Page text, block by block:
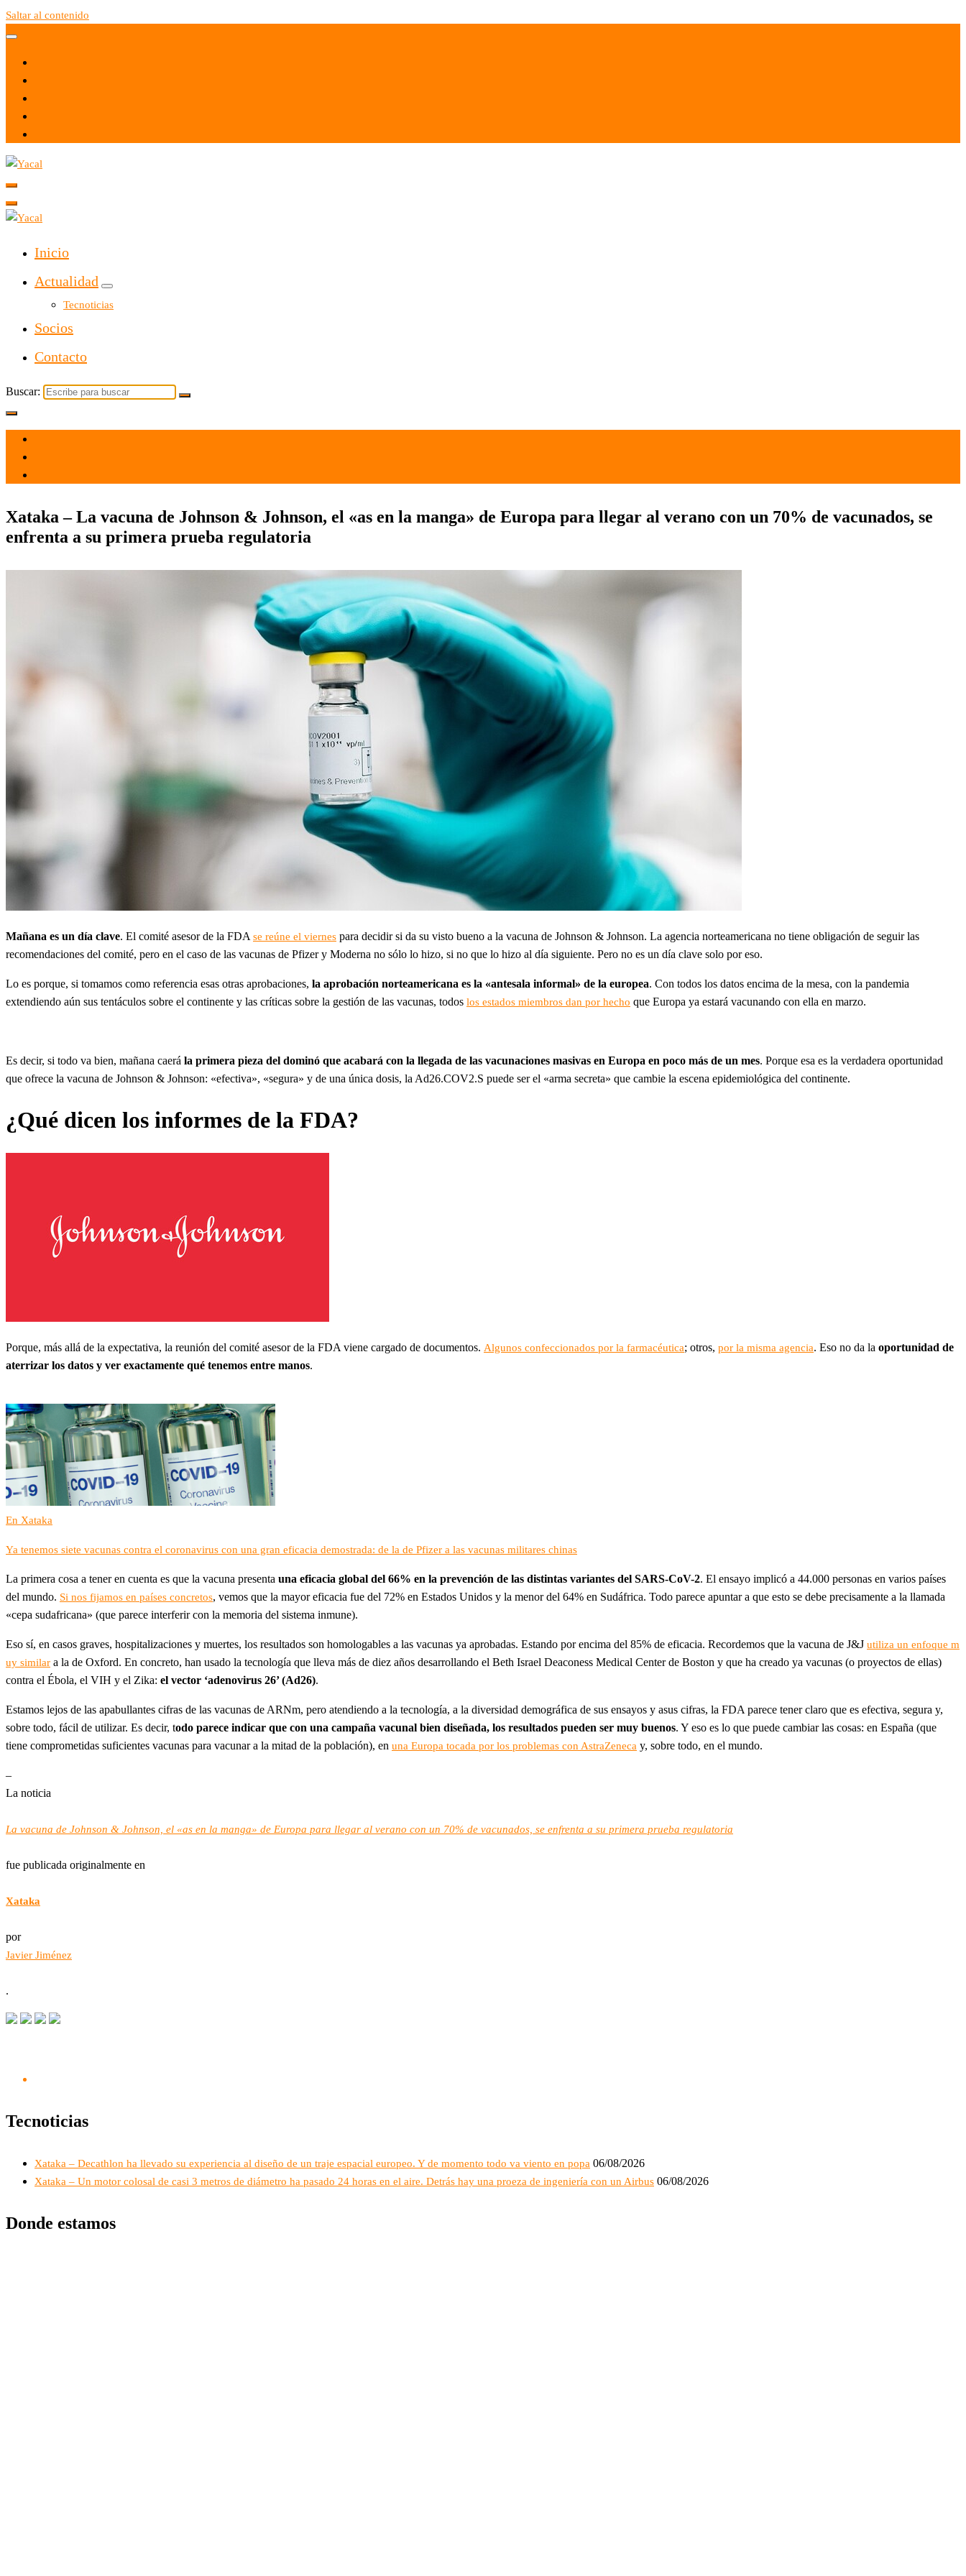
Saltar al contenido
Yacal micro hosting
Inicio
Actualidad
Tecnoticias
Socios
Contacto
Buscar:
Xataka – La vacuna de Johnson & Johnson, el «as en la manga» de Europa para llegar al verano con un 70% de vacunados, se
enfrenta a su primera prueba regulatoria
Mañana es un día clave. El comité asesor de la FDA se reúne el viernes para decidir si da su visto bueno a la vacuna de Johnson & Johnson. La agencia norteamericana no tiene obligación de seguir las
recomendaciones del comité, pero en el caso de las vacunas de Pfizer y Moderna no sólo lo hizo, si no que lo hizo al día siguiente. Pero no es un día clave solo por eso.
Lo es porque, si tomamos como referencia esas otras aprobaciones, la aprobación norteamericana es la «antesala informal» de la europea. Con todos los datos encima de la mesa, con la pandemia
extendiendo aún sus tentáculos sobre el continente y las críticas sobre la gestión de las vacunas, todos los estados miembros dan por hecho que Europa ya estará vacunando con ella en marzo.
Es decir, si todo va bien, mañana caerá la primera pieza del dominó que acabará con la llegada de las vacunaciones masivas en Europa en poco más de un mes. Porque esa es la verdadera oportunidad
que ofrece la vacuna de Johnson & Johnson: «efectiva», «segura» y de una única dosis, la Ad26.COV2.S puede ser el «arma secreta» que cambie la escena epidemiológica del continente.
¿Qué dicen los informes de la FDA?
Porque, más allá de la expectativa, la reunión del comité asesor de la FDA viene cargado de documentos. Algunos confeccionados por la farmacéutica; otros, por la misma agencia. Eso no da la oportunidad de
aterrizar los datos y ver exactamente qué tenemos entre manos.
En Xataka
Ya tenemos siete vacunas contra el coronavirus con una gran eficacia demostrada: de la de Pfizer a las vacunas militares chinas
La primera cosa a tener en cuenta es que la vacuna presenta una eficacia global del 66% en la prevención de las distintas variantes del SARS-CoV-2. El ensayo implicó a 44.000 personas en varios países
del mundo. Si nos fijamos en países concretos, vemos que la mayor eficacia fue del 72% en Estados Unidos y la menor del 64% en Sudáfrica. Todo parece apuntar a que esto se debe precisamente a la llamada
«cepa sudafricana» (que parece interferir con la memoria del sistema inmune).
Eso sí, en casos graves, hospitalizaciones y muertes, los resultados son homologables a las vacunas ya aprobadas. Estando por encima del 85% de eficacia. Recordemos que la vacuna de J&J utiliza un enfoque m
uy similar a la de Oxford. En concreto, han usado la tecnología que lleva más de diez años desarrollando el Beth Israel Deaconess Medical Center de Boston y que ha creado ya vacunas (o proyectos de ellas)
contra el Ébola, el VIH y el Zika: el vector ‘adenovirus 26’ (Ad26).
Estamos lejos de las apabullantes cifras de las vacunas de ARNm, pero atendiendo a la tecnología, a la diversidad demográfica de sus ensayos y asus cifras, la FDA parece tener claro que es efectiva, segura y,
sobre todo, fácil de utilizar. Es decir, todo parece indicar que con una campaña vacunal bien diseñada, los resultados pueden ser muy buenos. Y eso es lo que puede cambiar las cosas: en España (que
tiene comprometidas suficientes vacunas para vacunar a la mitad de la población), en una Europa tocada por los problemas con AstraZeneca y, sobre todo, en el mundo.
–
La noticia
La vacuna de Johnson & Johnson, el «as en la manga» de Europa para llegar al verano con un 70% de vacunados, se enfrenta a su primera prueba regulatoria
fue publicada originalmente en
Xataka
por
Javier Jiménez
.
Tecnoticias
Xataka – Decathlon ha llevado su experiencia al diseño de un traje espacial europeo. Y de momento todo va viento en popa 06/08/2026
Xataka – Un motor colosal de casi 3 metros de diámetro ha pasado 24 horas en el aire. Detrás hay una proeza de ingeniería con un Airbus 06/08/2026
Donde estamos